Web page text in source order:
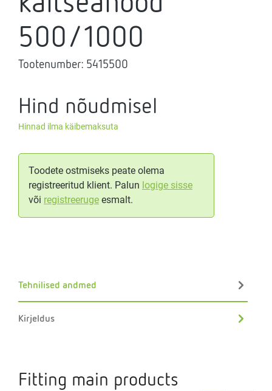
500/1000
Tootenumber: 5415500
Hind nõudmisel
Hinnad ilma käibemaksuta
Toodete ostmiseks peate olema
registreeritud klient. Palun logige sisse
või registreeruge esmalt.
Tehnilised andmed
Kirjeldus
Fitting main products